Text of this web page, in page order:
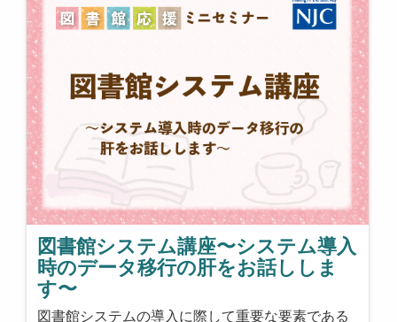
図書館システム講座〜システム導入
時のデータ移行の肝をお話ししま
す〜
図書館システムの導入に際して重要な要素である